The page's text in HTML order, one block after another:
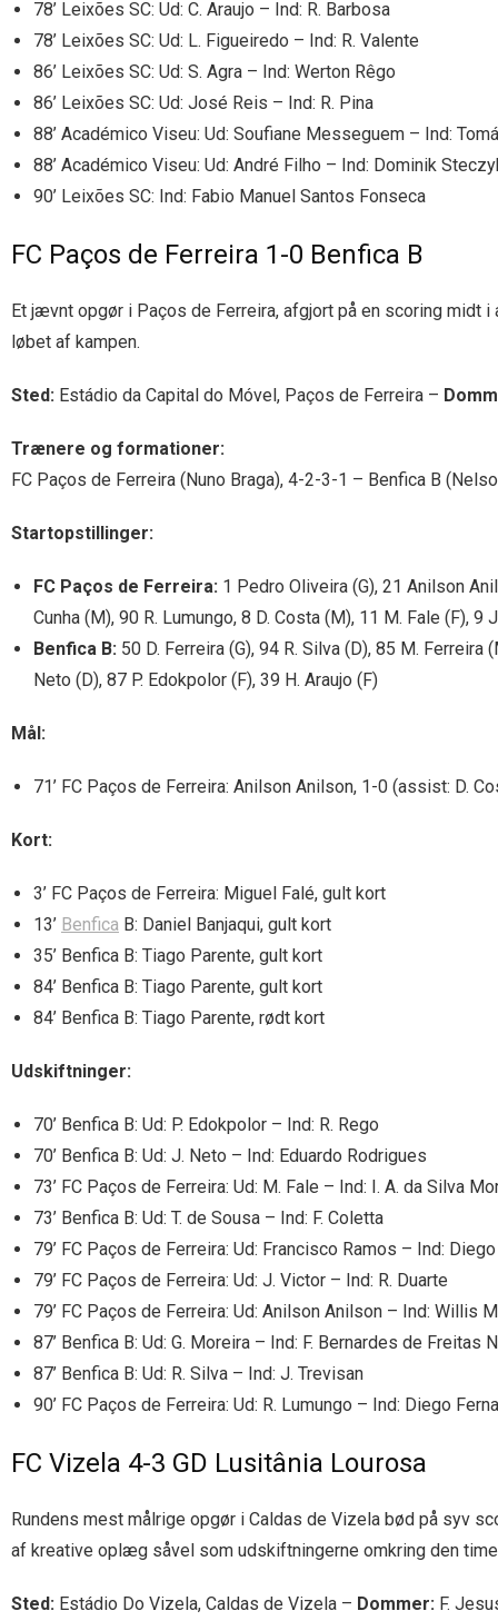
78’ Leixões SC: Ud: C. Araujo – Ind: R. Barbosa
78’ Leixões SC: Ud: L. Figueiredo – Ind: R. Valente
86’ Leixões SC: Ud: S. Agra – Ind: Werton Rêgo
86’ Leixões SC: Ud: José Reis – Ind: R. Pina
88’ Académico Viseu: Ud: Soufiane Messeguem – Ind:
88’ Académico Viseu: Ud: André Filho – Ind: Dominik
90’ Leixões SC: Ind: Fabio Manuel Santos Fonseca
FC Paços de Ferreira 1-0 Benfica B
Et jævnt opgør i Paços de Ferreira, afgjort på en scoring
løbet af kampen.
Sted: Estádio da Capital do Móvel, Paços de Ferreira –
Trænere og formationer:
FC Paços de Ferreira (Nuno Braga), 4-2-3-1 – Benfica B
Startopstillinger:
FC Paços de Ferreira: 1 Pedro Oliveira (G), 21 Anilson
Cunha (M), 90 R. Lumungo, 8 D. Costa (M), 11 M. Fale (F), 9
Benfica B: 50 D. Ferreira (G), 94 R. Silva (D), 85 M. Ferreira
Neto (D), 87 P. Edokpolor (F), 39 H. Araujo (F)
Mål:
71’ FC Paços de Ferreira: Anilson Anilson, 1-0 (assist: D.
Kort:
3’ FC Paços de Ferreira: Miguel Falé, gult kort
13’ Benfica B: Daniel Banjaqui, gult kort
35’ Benfica B: Tiago Parente, gult kort
84’ Benfica B: Tiago Parente, gult kort
84’ Benfica B: Tiago Parente, rødt kort
Udskiftninger:
70’ Benfica B: Ud: P. Edokpolor – Ind: R. Rego
70’ Benfica B: Ud: J. Neto – Ind: Eduardo Rodrigues
73’ FC Paços de Ferreira: Ud: M. Fale – Ind: I. A. da Silva
73’ Benfica B: Ud: T. de Sousa – Ind: F. Coletta
79’ FC Paços de Ferreira: Ud: Francisco Ramos – Ind:
79’ FC Paços de Ferreira: Ud: J. Victor – Ind: R. Duarte
79’ FC Paços de Ferreira: Ud: Anilson Anilson – Ind: Willis
87’ Benfica B: Ud: G. Moreira – Ind: F. Bernardes de Freitas
87’ Benfica B: Ud: R. Silva – Ind: J. Trevisan
90’ FC Paços de Ferreira: Ud: R. Lumungo – Ind: Diego
FC Vizela 4-3 GD Lusitânia Lourosa
Rundens mest målrige opgør i Caldas de Vizela bød på syv
af kreative oplæg såvel som udskiftningerne omkring den
Sted: Estádio Do Vizela, Caldas de Vizela – Dommer: F.